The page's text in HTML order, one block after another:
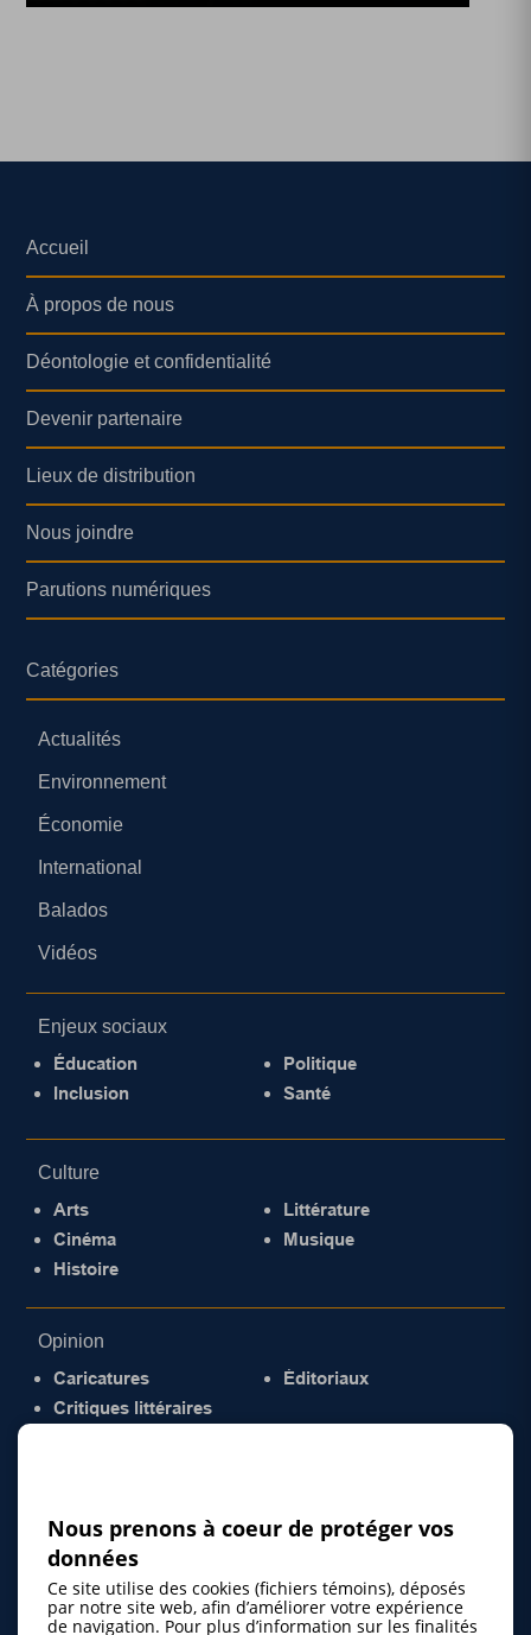
Accueil
À propos de nous
Déontologie et confidentialité
Devenir partenaire
Lieux de distribution
Nous joindre
Parutions numériques
Catégories
Actualités
Environnement
Économie
International
Balados
Vidéos
Enjeux sociaux
Éducation
Inclusion
Politique
Santé
Culture
Arts
Cinéma
Histoire
Littérature
Musique
Opinion
Caricatures
Critiques littéraires
Éditoriaux
Nous prenons à coeur de protéger vos
données
Ce site utilise des cookies (fichiers témoins), déposés
par notre site web, afin d’améliorer votre expérience
de navigation. Pour plus d’information sur les finalités